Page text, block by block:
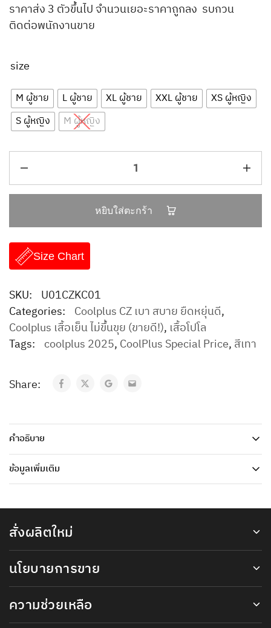
ราคาส่ง 3 ตัวขึ้นไป จำนวนเยอะราคาถูกลง รบกวน
ติดต่อพนักงานขาย
size
M ผู้ชาย L ผู้ชาย XL ผู้ชาย XXL ผู้ชาย
XS ผู้หญิง
S ผู้หญิง
M ผู้หญิง
หยิบใส่ตะกร้า
Size Chart
SKU: U01CZKC01
Categories: Coolplus CZ เบา สบาย ยืดหยุ่นดี,
Coolplus เสื้อเย็น ไม่ขึ้นขุย (ขายดี!), เสื้อโปโล
Tags: coolplus 2025, CoolPlus Special Price, สีเทา
Share:
คำอธิบาย
ข้อมูลเพิ่มเติม
สั่งผลิตใหม่
นโยบายการขาย
ความช่วยเหลือ